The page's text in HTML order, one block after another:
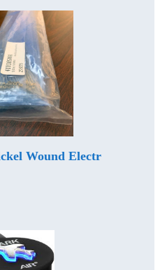
Wound Electr